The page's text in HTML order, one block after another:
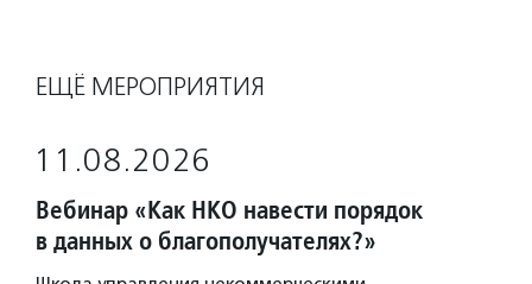
ЕЩЁ МЕРОПРИЯТИЯ
11.08.2026
Вебинар «Как НКО навести порядок
в данных о благополучателях?»